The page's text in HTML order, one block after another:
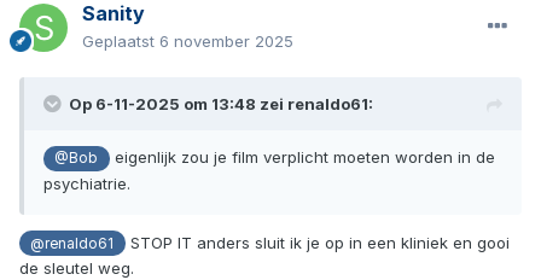
Sanity
Geplaatst 6 november 2025
Op 6-11-2025 om 13:48 zei renaldo61:
@Bob
eigenlijk zou je film verplicht moeten worden in de
psychiatrie.
@renaldo61
STOP IT anders sluit ik je op in een kliniek en gooi
de sleutel weg.